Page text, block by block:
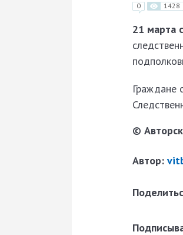
0 1428
21 марта
Граждане
©
Автор: